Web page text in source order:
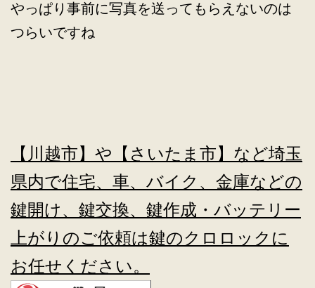
やっぱり事前に写真を送ってもらえないのは
つらいですね
【川越市】や【さいたま市】など埼玉
県内で住宅、車、バイク、金庫などの
鍵開け、鍵交換、鍵作成・バッテリー
上がりのご依頼は鍵のクロロックに
お任せください。